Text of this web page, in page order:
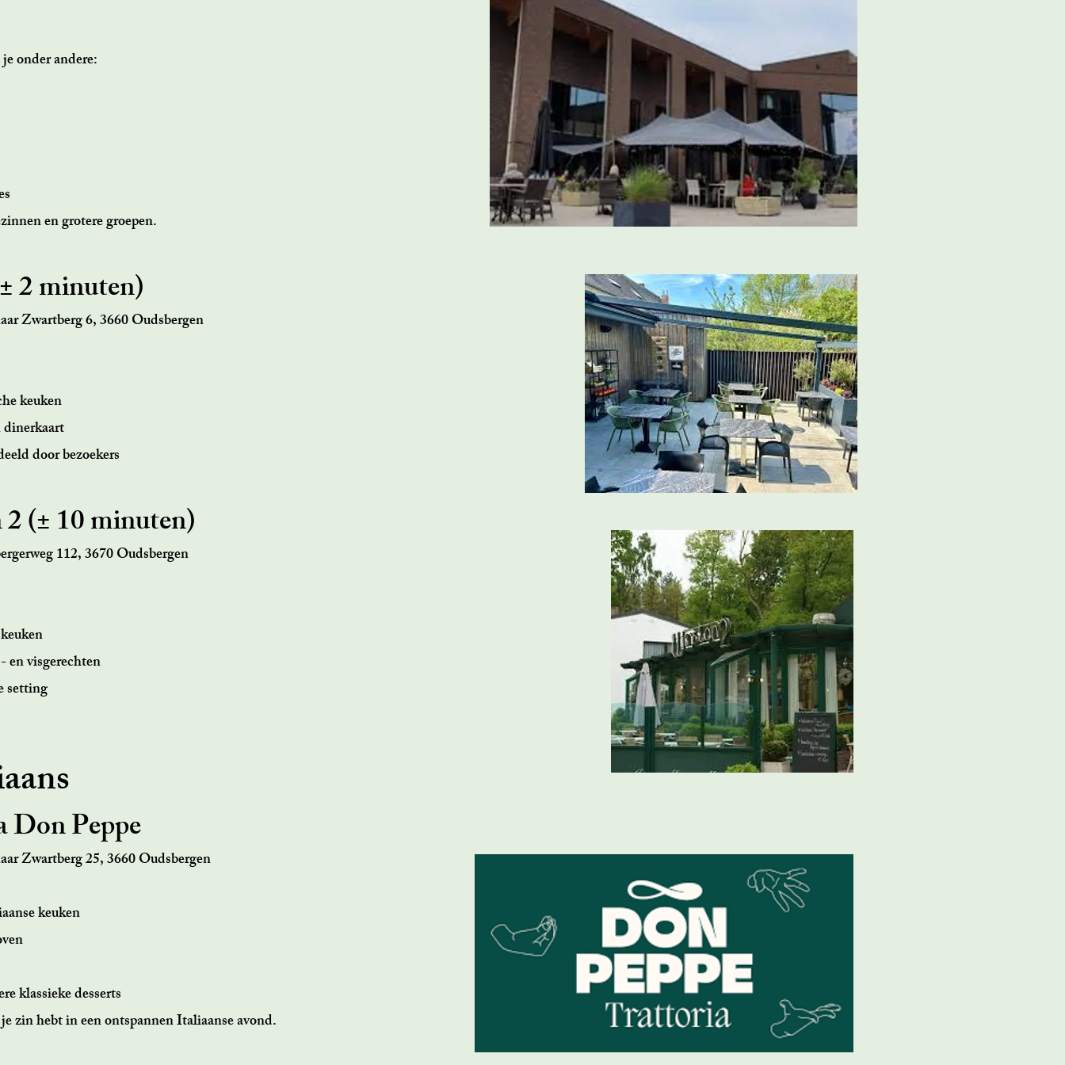
onder andere:
en grotere groepen.
2 minuten)
Zwartberg 6, 3660 Oudsbergen
keuken
door bezoekers
(± 10 minuten)
112, 3670 Oudsbergen
en visgerechten
setting
Peppe
Zwartberg 25, 3660 Oudsbergen
keuken
klassieke desserts
zin hebt in een ontspannen Italiaanse avond.